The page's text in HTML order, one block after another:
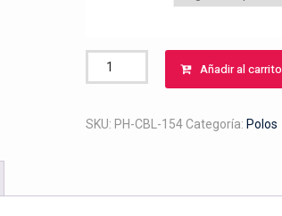
Polo
bordado
lusitano
Añadir al carrito
SKU: PH-CBL-154Categoría: Polos